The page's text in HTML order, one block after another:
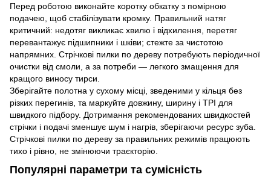
Перед роботою виконайте коротку обкатку з помірною
подачею, щоб стабілізувати кромку. Правильний натяг
критичний: недотяг викликає хвилю і відхилення, перетяг
перевантажує підшипники і шківи; стежте за чистотою
напрямних. Стрічкові пилки по дереву потребують періодичної
очистки від смоли, а за потреби — легкого змащення для
кращого виносу тирси.
Зберігайте полотна у сухому місці, зведеними у кільця без
різких перегинів, та маркуйте довжину, ширину і TPI для
швидкого підбору. Дотримання рекомендованих швидкостей
стрічки і подачі зменшує шум і нагрів, зберігаючи ресурс зуба.
Стрічкові пилки по дереву за правильних режимів працюють
тихо і рівно, не змінюючи траєкторію.
Популярні параметри та сумісність